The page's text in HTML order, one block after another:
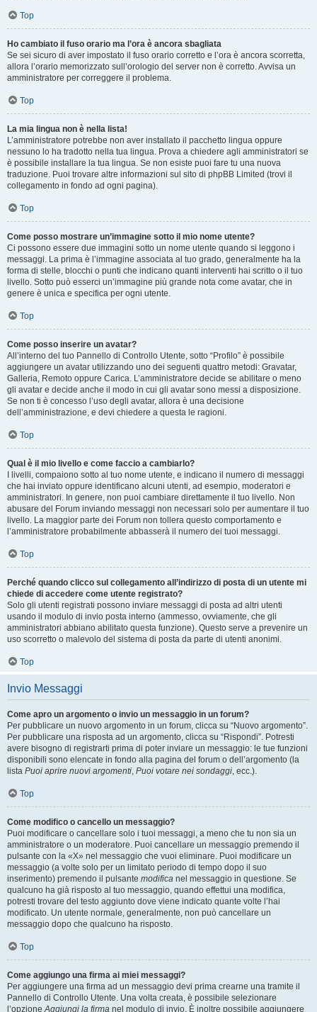
Top
Ho cambiato il fuso orario ma l’ora è ancora sbagliata
Se sei sicuro di aver impostato il fuso orario corretto e l’ora è ancora scorretta,
allora l’orario memorizzato sull’orologio del server non è corretto. Avvisa un
amministratore per correggere il problema.
Top
La mia lingua non è nella lista!
L’amministratore potrebbe non aver installato il pacchetto lingua oppure
nessuno lo ha tradotto nella tua lingua. Prova a chiedere agli amministratori se
è possibile installare la tua lingua. Se non esiste puoi fare tu una nuova
traduzione. Puoi trovare altre informazioni sul sito di phpBB Limited (trovi il
collegamento in fondo ad ogni pagina).
Top
Come posso mostrare un’immagine sotto il mio nome utente?
Ci possono essere due immagini sotto un nome utente quando si leggono i
messaggi. La prima è l’immagine associata al tuo grado, generalmente ha la
forma di stelle, blocchi o punti che indicano quanti interventi hai scritto o il tuo
livello. Sotto può esserci un’immagine più grande nota come avatar, che in
genere è unica e specifica per ogni utente.
Top
Come posso inserire un avatar?
All’interno del tuo Pannello di Controllo Utente, sotto “Profilo” è possibile
aggiungere un avatar utilizzando uno dei seguenti quattro metodi: Gravatar,
Galleria, Remoto oppure Carica. L’amministratore decide se abilitare o meno
gli avatar e decide anche il modo in cui gli avatar sono messi a disposizione.
Se non ti è concesso l’uso degli avatar, allora è una decisione
dell’amministrazione, e devi chiedere a questa le ragioni.
Top
Qual è il mio livello e come faccio a cambiarlo?
I livelli, compaiono sotto al tuo nome utente, e indicano il numero di messaggi
che hai inviato oppure identificano alcuni utenti, ad esempio, moderatori e
amministratori. In genere, non puoi cambiare direttamente il tuo livello. Non
abusare del Forum inviando messaggi non necessari solo per aumentare il tuo
livello. La maggior parte dei Forum non tollera questo comportamento e
l’amministratore probabilmente abbasserà il numero dei tuoi messaggi.
Top
Perché quando clicco sul collegamento all’indirizzo di posta di un utente mi
chiede di accedere come utente registrato?
Solo gli utenti registrati possono inviare messaggi di posta ad altri utenti
usando il modulo di invio posta interno (ammesso, ovviamente, che gli
amministratori abbiano abilitato questa funzione). Questo serve a prevenire un
uso scorretto o malevolo del sistema di posta da parte di utenti anonimi.
Top
Invio Messaggi
Come apro un argomento o invio un messaggio in un forum?
Per pubblicare un nuovo argomento in un forum, clicca su “Nuovo argomento”.
Per pubblicare una risposta ad un argomento, clicca su “Rispondi”. Potresti
avere bisogno di registrarti prima di poter inviare un messaggio: le tue funzioni
disponibili sono elencate in fondo alla pagina del forum o dell’argomento (la
lista Puoi aprire nuovi argomenti, Puoi votare nei sondaggi, ecc.).
Top
Come modifico o cancello un messaggio?
Puoi modificare o cancellare solo i tuoi messaggi, a meno che tu non sia un
amministratore o un moderatore. Puoi cancellare un messaggio premendo il
pulsante con la «X» nel messaggio che vuoi eliminare. Puoi modificare un
messaggio (a volte solo per un limitato periodo di tempo dopo il suo
inserimento) premendo il pulsante modifica nel messaggio in questione. Se
qualcuno ha già risposto al tuo messaggio, quando effettui una modifica,
potresti trovare del testo aggiunto dove viene indicato quante volte l’hai
modificato. Un utente normale, generalmente, non può cancellare un
messaggio dopo che qualcuno ha risposto.
Top
Come aggiungo una firma ai miei messaggi?
Per aggiungere una firma ad un messaggio devi prima crearne una tramite il
Pannello di Controllo Utente. Una volta creata, è possibile selezionare
l’opzioneAggiungi la firma nel modulo di invio. È inoltre possibile aggiungere